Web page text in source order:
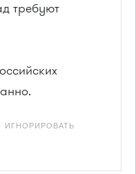
требуют
ИГНОРИРОВАТЬ